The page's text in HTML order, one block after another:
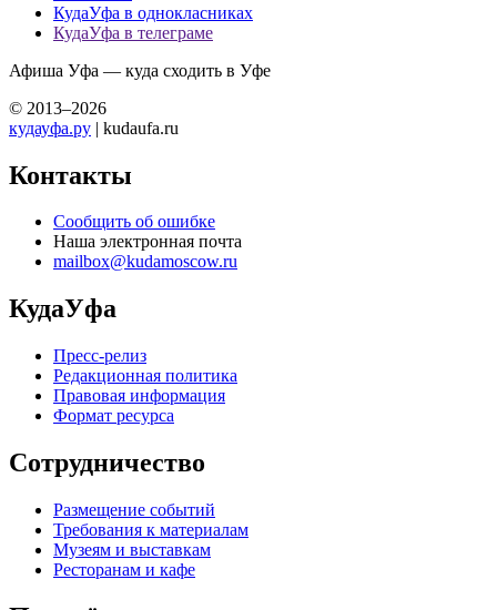
КудаУфа в однокласниках
КудаУфа в телеграме
Афиша Уфа — куда сходить в Уфе
© 2013–2026
кудауфа.ру | kudaufa.ru
Контакты
Сообщить об ошибке
Наша электронная почта
mailbox@kudamoscow.ru
КудаУфа
Пресс-релиз
Редакционная политика
Правовая информация
Формат ресурса
Сотрудничество
Размещение событий
Требования к материалам
Музеям и выставкам
Ресторанам и кафе